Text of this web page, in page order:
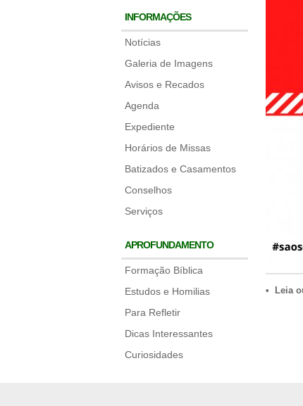
INFORMAÇÕES
Notícias
Galeria de Imagens
Avisos e Recados
Agenda
Expediente
Horários de Missas
Batizados e Casamentos
Conselhos
Serviços
APROFUNDAMENTO
Formação Bíblica
Estudos e Homilias
Para Refletir
Dicas Interessantes
Curiosidades
• Leia